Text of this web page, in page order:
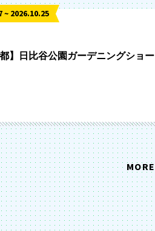
~ 2026.10.25
都】日比谷公園ガーデニングショー
MORE